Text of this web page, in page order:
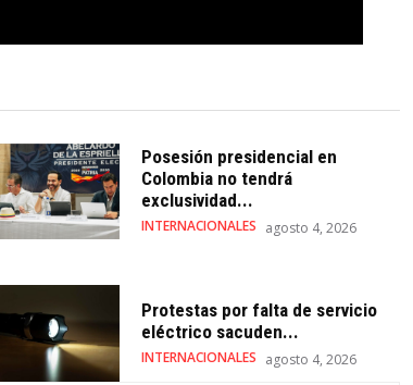
Posesión presidencial en
Colombia no tendrá
exclusividad...
INTERNACIONALES agosto 4, 2026
Protestas por falta de servicio
eléctrico sacuden...
INTERNACIONALES agosto 4, 2026